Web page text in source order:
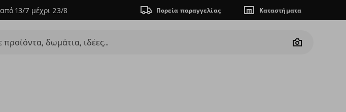
13/7 μέχρι 23/8 Πορεία παραγγελίας Καταστήματα
Camera